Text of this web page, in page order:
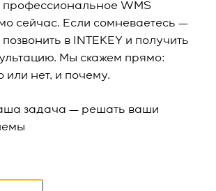
WMS
сейчас. Если сомневаетесь —
в INTEKEY и получить
Мы скажем прямо:
или нет, и почему.
задача — решать ваши